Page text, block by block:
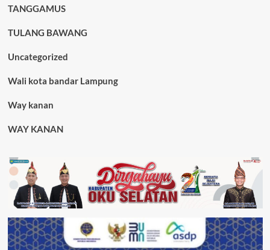
TANGGAMUS
TULANG BAWANG
Uncategorized
Wali kota bandar Lampung
Way kanan
WAY KANAN